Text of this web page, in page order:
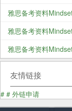
雅思备考资料
雅思备考资料
雅思备考资料
友情链接
# # 外链申请